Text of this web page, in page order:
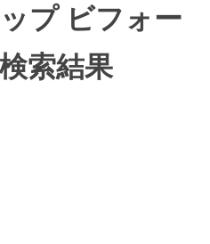
プ ビフォー
索結果